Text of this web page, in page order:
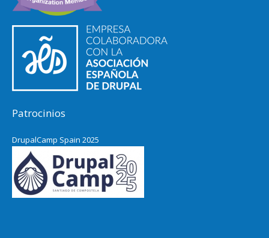
Patrocinios
DrupalCamp Spain 2025